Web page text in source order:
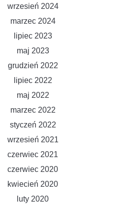
wrzesień 2024
marzec 2024
lipiec 2023
maj 2023
grudzień 2022
lipiec 2022
maj 2022
marzec 2022
styczeń 2022
wrzesień 2021
czerwiec 2021
czerwiec 2020
kwiecień 2020
luty 2020